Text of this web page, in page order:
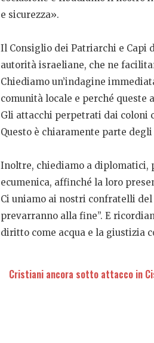
e sicurezza».
Il Consiglio dei Patriarchi e Capi
autorità israeliane, che ne
Chiediamo un’indagine
comunità locale e perché
Gli attacchi perpetrati dai coloni
Questo è chiaramente parte
Inoltre, chiediamo a diplomatici,
ecumenica, affinché la loro
Ci uniamo ai nostri confratelli
prevarranno alla fine”. E
diritto come acqua e la giustizia
Cristiani ancora sotto attacco in